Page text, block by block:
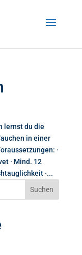
lernst du die
in einer
·
· Mind. 12
·...
Suchen